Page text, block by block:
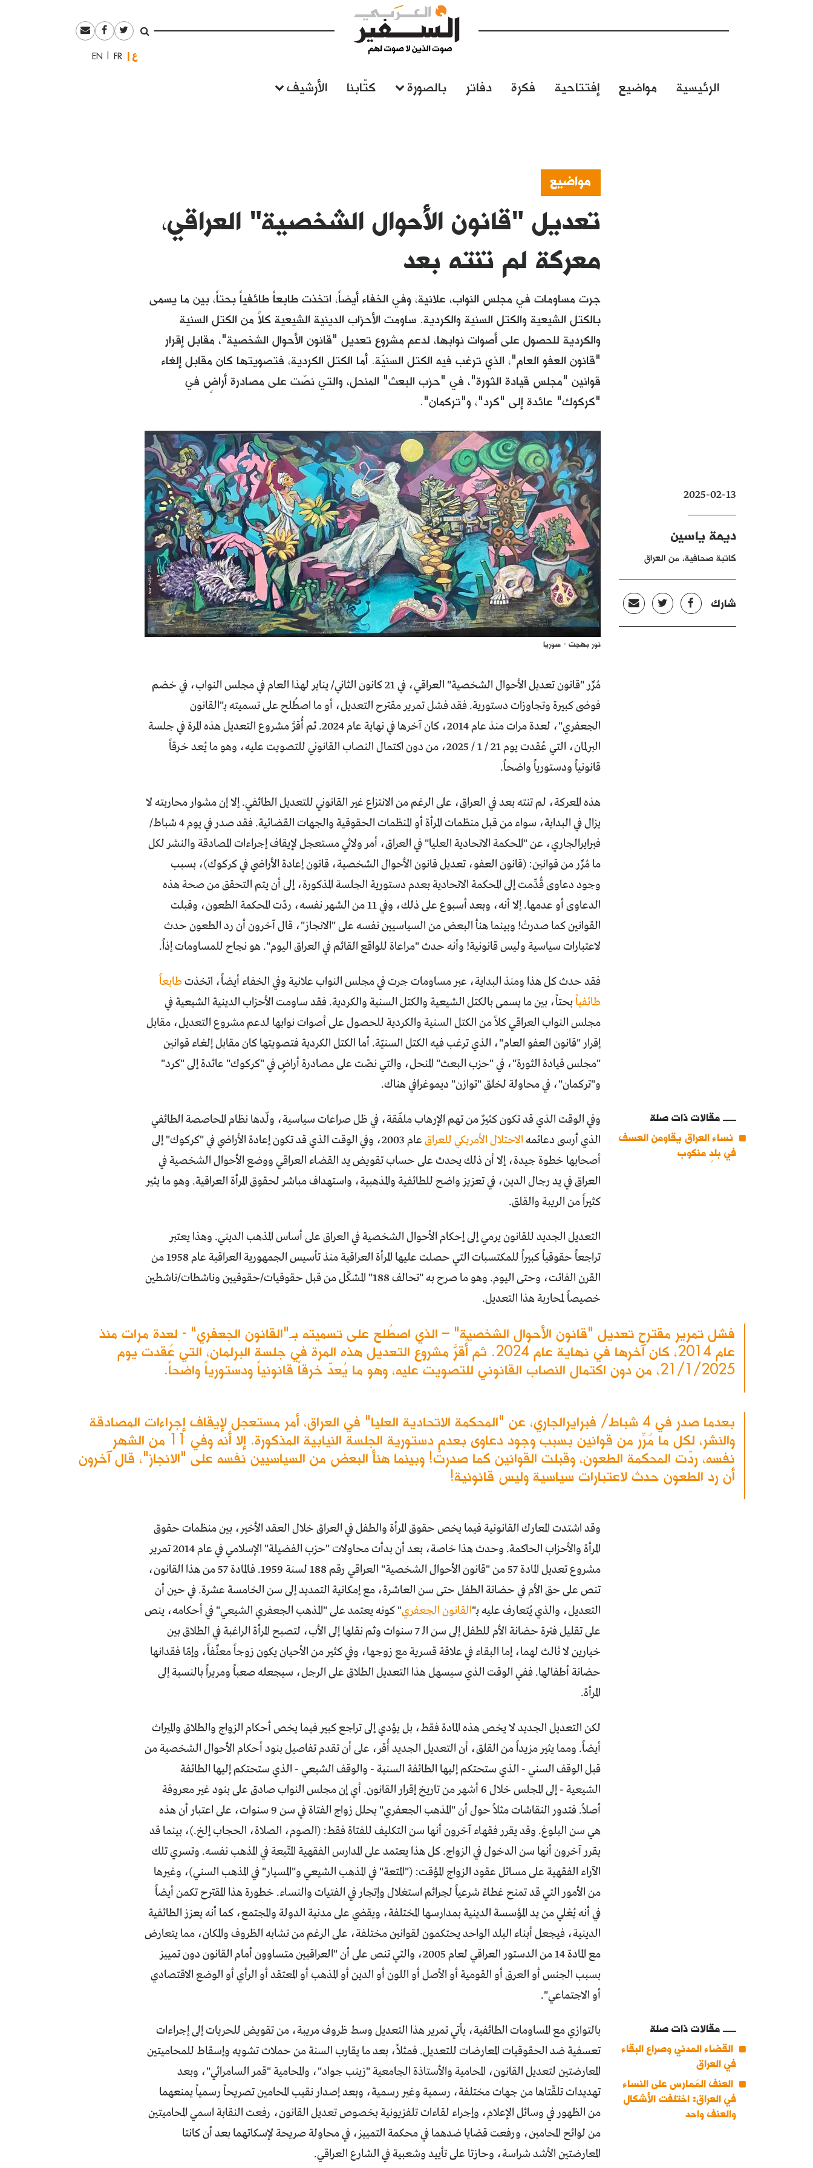
العربيةFrançais
English
الرئيسية مواضيع إفتتاحية فكرة دفاتر بالصورة كتّابنا الأرشيف
مواضيع
تعديل "قانون الأحوال الشخصية" العراقي،
معركة لم تنته بعد
جرت مساومات في مجلس النواب، علانية، وفي الخفاء أيضاً، اتخذت طابعاً طائفياً بحتاً، بين ما يسمى
بالكتل الشيعية والكتل السنية والكردية. ساومت الأحزاب الدينية الشيعية كلاً من الكتل السنية
والكردية للحصول على أصوات نوابها، لدعم مشروع تعديل "قانون الأحوال الشخصية"، مقابل إقرار
"قانون العفو العام"، الذي ترغب فيه الكتل السنيّة. أما الكتل الكردية، فتصويتها كان مقابل إلغاء
قوانين "مجلس قيادة الثورة"، في "حزب البعث" المنحل، والتي نصّت على مصادرة أراضٍ في
"كركوك" عائدة إلى "كرد"، و"تركمان".
2025-02-13
ديمة ياسين
كاتبة صحافية، من العراق
شارك
نور بهجت - سوريا
مُرِّر "قانون تعديل الأحوال الشخصية" العراقي، في 21 كانون الثاني/ يناير لهذا العام في مجلس النواب، في خضم
فوضى كبيرة وتجاوزات دستورية. فقد فشل تمرير مقترح التعديل، أو ما اصطُلح على تسميته بـ"القانون
الجعفري"، لعدة مرات منذ عام 2014، كان آخرها في نهاية عام 2024. ثم أُقرَّ مشروع التعديل هذه المرة في جلسة
البرلمان، التي عُقدت يوم 21 / 1 / 2025، من دون اكتمال النصاب القانوني للتصويت عليه، وهو ما يُعد خرقاً
قانونياً ودستورياً واضحاً.
هذه المعركة، لم تنته بعد في العراق، على الرغم من الانتزاع غير القانوني للتعديل الطائفي. إلا إن مشوار محاربته لا
يزال في البداية، سواء من قبل منظمات المرأة أو المنظمات الحقوقية والجهات القضائية. فقد صدر في يوم 4 شباط/
فبرايرالجاري، عن "المحكمة الاتحادية العليا" في العراق، أمر ولائي مستعجل لإيقاف إجراءات المصادقة والنشر لكل
ما مُرِّر من قوانين: (قانون العفو، تعديل قانون الأحوال الشخصية، قانون إعادة الأراضي في كركوك)، بسبب
وجود دعاوى قُدِّمت إلى المحكمة الاتحادية بعدم دستورية الجلسة المذكورة، إلى أن يتم التحقق من صحة هذه
الدعاوى أو عدمها. إلا أنه، وبعد أسبوع على ذلك، وفي 11 من الشهر نفسه، ردّت المحكمة الطعون، وقبلت
القوانين كما صدرتْ! وبينما هنأ البعض من السياسيين نفسه على "الانجاز"، قال آخرون أن رد الطعون حدث
لاعتبارات سياسية وليس قانونية! وأنه حدث "مراعاة للواقع القائم في العراق اليوم". هو نجاح للمساومات إذاً.
فقد حدث كل هذا ومنذ البداية، عبر مساومات جرت في مجلس النواب علانية وفي الخفاء أيضاً، اتخذت طابعاً
طائفياً بحتاً، بين ما يسمى بالكتل الشيعية والكتل السنية والكردية. فقد ساومت الأحزاب الدينية الشيعية في
مجلس النواب العراقي كلاً من الكتل السنية والكردية للحصول على أصوات نوابها لدعم مشروع التعديل، مقابل
إقرار "قانون العفو العام"، الذي ترغب فيه الكتل السنيّة. أما الكتل الكردية فتصويتها كان مقابل إلغاء قوانين
"مجلس قيادة الثورة"، في "حزب البعث" المنحل، والتي نصّت على مصادرة أراضٍ في "كركوك" عائدة إلى "كرد"
و"تركمان"، في محاولة لخلق "توازن" ديموغرافي هناك.
مقالات ذات صلة
نساء العراق يقاومن العسف
في بلدٍ منكوب
وفي الوقت الذي قد تكون كثيرٌ من تهم الإرهاب ملفّقة، في ظل صراعات سياسية، ولّدها نظام المحاصصة الطائفي
الذي أرسى دعائمه الاحتلال الأمريكي للعراق
عام 2003، وفي الوقت الذي قد تكون إعادة الأراضي في "كركوك" إلى
أصحابها خطوة جيدة، إلا أن ذلك يحدث على حساب تقويض يد القضاء العراقي ووضع الأحوال الشخصية في
العراق في يد رجال الدين، في تعزيز واضح للطائفية والمذهبية، واستهداف مباشر لحقوق المرأة العراقية. وهو ما يثير
كثيراً من الريبة والقلق.
التعديل الجديد للقانون يرمي إلى إحكام الأحوال الشخصية في العراق على أساس المذهب الديني. وهذا يعتبر
تراجعاً حقوقياً كبيراً للمكتسبات التي حصلت عليها المرأة العراقية منذ تأسيس الجمهورية العراقية عام 1958 من
القرن الفائت، وحتى اليوم. وهو ما صرح به "تحالف 188" المشكّل من قبل حقوقيات/حقوقيين وناشطات/ناشطين
خصيصاً لمحاربة هذا التعديل.
فشل تمرير مقترح تعديل "قانون الأحوال الشخصية" – الذي اصطُلح على تسميته بـ"القانون الجعفري" - لعدة مرات منذ
عام 2014، كان آخرها في نهاية عام 2024. ثم أُقرَّ مشروع التعديل هذه المرة في جلسة البرلمان، التي عُقدت يوم
21/1/2025، من دون اكتمال النصاب القانوني للتصويت عليه، وهو ما يُعدّ خرقاً قانونياً ودستورياً واضحاً.
بعدما صدر في 4 شباط/ فبرايرالجاري، عن "المحكمة الاتحادية العليا" في العراق، أمر مستعجل لإيقاف إجراءات المصادقة
والنشر، لكل ما مُرِّر من قوانين بسبب وجود دعاوى بعدم دستورية الجلسة النيابية المذكورة. إلا أنه وفي 11 من الشهر
نفسه، ردّت المحكمة الطعون، وقبلت القوانين كما صدرتْ! وبينما هنأ البعض من السياسيين نفسه على "الانجاز"، قال آخرون
أن رد الطعون حدث لاعتبارات سياسية وليس قانونية!
وقد اشتدت المعارك القانونية فيما يخص حقوق المرأة والطفل في العراق خلال العقد الأخير، بين منظمات حقوق
المرأة والأحزاب الحاكمة. وحدث هذا خاصة، بعد أن بدأت محاولات "حزب الفضيلة" الإسلامي في عام 2014 تمرير
مشروع تعديل المادة 57 من "قانون الأحوال الشخصية" العراقي رقم 188 لسنة 1959. فالمادة 57 من هذا القانون،
تنص على حق الأم في حضانة الطفل حتى سن العاشرة، مع إمكانية التمديد إلى سن الخامسة عشرة. في حين أن
التعديل، والذي يُتعارف عليه بـ"القانون الجعفري" كونه يعتمد على "المذهب الجعفري الشيعي" في أحكامه، ينص
على تقليل فترة حضانة الأم للطفل إلى سن الـ 7 سنوات وثم نقلها إلى الأب، لتصبح المرأة الراغبة في الطلاق بين
خيارين لا ثالث لهما، إما البقاء في علاقة قسرية مع زوجها، وفي كثير من الأحيان يكون زوجاً معنِّفاً، وإمّا فقدانها
حضانة أطفالها. ففي الوقت الذي سيسهل هذا التعديل الطلاق على الرجل، سيجعله صعباً ومريراً بالنسبة إلى
المرأة.
لكن التعديل الجديد لا يخص هذه المادة فقط، بل يؤدي إلى تراجع كبير فيما يخص أحكام الزواج والطلاق والميراث
أيضاً. ومما يثير مزيداً من القلق، أن التعديل الجديد أُقر، على أن تقدم تفاصيل بنود أحكام الأحوال الشخصية من
قبل الوقف السني - الذي ستحتكم إليها الطائفة السنية - والوقف الشيعي - الذي ستحتكم إليها الطائفة
الشيعية - إلى المجلس خلال 6 أشهر من تاريخ إقرار القانون. أي إن مجلس النواب صادق على بنود غير معروفة
أصلاً. فتدور النقاشات مثلاً حول أن "المذهب الجعفري" يحلل زواج الفتاة في سن 9 سنوات، على اعتبار أن هذه
هي سن البلوغ. وقد يقرر فقهاء آخرون أنها سن التكليف للفتاة فقط: (الصوم، الصلاة، الحجاب إلخ.)، بينما قد
يقرر آخرون أنها سن الدخول في الزواج. كل هذا يعتمد على المدارس الفقهية المتّبعة في المذهب نفسه. وتسري تلك
الآراء الفقهية على مسائل عقود الزواج المؤقت: ("المتعة" في المذهب الشيعي و"المسيار" في المذهب السني)، وغيرها
من الأمور التي قد تمنح غطاءً شرعياً لجرائم استغلال وإتجار في الفتيات والنساء. خطورة هذا المقترح تكمن أيضاً
في أنه يُعْلي من يد المؤسسة الدينية بمدارسها المختلفة، ويقضي على مدنية الدولة والمجتمع، كما أنه يعزز الطائفية
الدينية، فيجعل أبناء البلد الواحد يحتكمون لقوانين مختلفة، على الرغم من تشابه الظروف والمكان، مما يتعارض
مع المادة 14 من الدستور العراقي لعام 2005، والتي تنص على أن "العراقيين متساوون أمام القانون دون تمييز
بسبب الجنس أو العرق أو القومية أو الأصل أو اللون أو الدين أو المذهب أو المعتقد أو الرأي أو الوضع الاقتصادي
أو الاجتماعي".
مقالات ذات صلة
القضاء المدني وصراع البقاء
في العراق
العنف المُمارس على النساء
في العراق: اختلفت الأشكال
والعنف واحد
بالتوازي مع المساومات الطائفية، يأتي تمرير هذا التعديل وسط ظروف مريبة، من تقويض للحريات إلى إجراءات
تعسفية ضد الحقوقيات المعارضات للتعديل. فمثلاً، بعد ما يقارب السنة من حملات تشويه وإسقاط للمحاميتين
المعارضتين لتعديل القانون، المحامية والأستاذة الجامعية "زينب جواد"، والمحامية "قمر السامرائي"، وبعد
تهديدات تلقّتاها من جهات مختلفة، رسمية وغير رسمية، وبعد إصدار نقيب المحامين تصريحاً رسمياً يمنعهما
من الظهور في وسائل الإعلام، وإجراء لقاءات تلفزيونية بخصوص تعديل القانون، رفعت النقابة اسمي المحاميتين
من لوائح المحامين، ورفعت قضايا ضدهما في محكمة التمييز، في محاولة صريحة لإسكاتهما بعد أن كانتا
المعارضتين الأشد شراسة، وحازتا على تأييد وشعبية في الشارع العراقي.